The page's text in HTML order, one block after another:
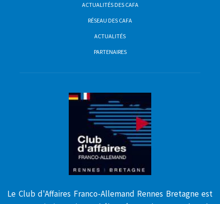
ACTUALITÉS DES CAFA
RÉSEAU DES CAFA
ACTUALITÉS
PARTENAIRES
Le Club d'Affaires Franco-Allemand Rennes Bretagne est